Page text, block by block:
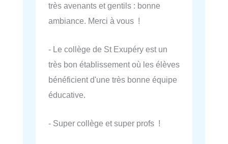
très avenants et gentils : bonne
ambiance. Merci à vous !
- Le collège de St Exupéry est un
très bon établissement où les élèves
bénéficient d'une très bonne équipe
éducative.
- Super collège et super profs !